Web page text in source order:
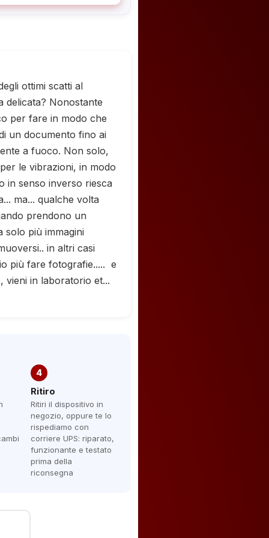
ottimi scatti al
delicata? Nonostante
per fare in modo che
un documento fino ai
a fuoco. Non solo,
le vibrazioni, in modo
in senso inverso riesca
ma... qualche volta
prendono un
solo più immagini
in altri casi
più fare fotografie..... e
vieni in laboratorio et...
4
Ritiro
Ritiri il dispositivo in
negozio, oppure te lo
rispediamo con
corriere UPS: riparato,
funzionante e testato
prima della
riconsegna